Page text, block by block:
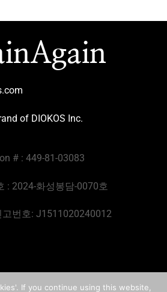
of DIOKOS Inc.
# : 449-81-03083
: 2024-화성봉담-0070호
번호: J1511020240012
If you continue using this website,